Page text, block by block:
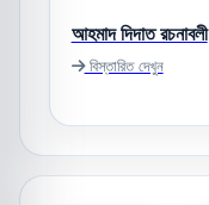
আহমাদ দিদাত রচনাবলী
বিস্তারিত দেখুন